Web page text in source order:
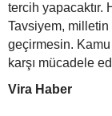
tercih yapacaktır.
Tavsiyem, milletin
geçirmesin. Kamu
karşı mücadele
Vira Haber